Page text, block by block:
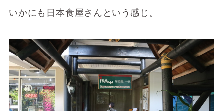
いかにも日本食屋さんという感じ。